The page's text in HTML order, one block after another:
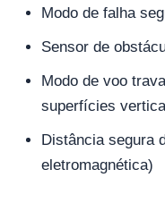
Modo de falha
Sensor de
Modo de voo
superfícies
Distância segura
eletromagnética)